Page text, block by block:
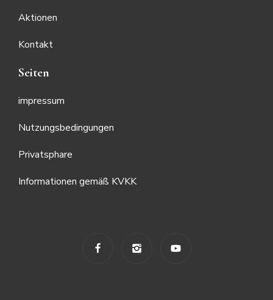
Aktionen
Kontakt
Seiten
impressum
Nutzungsbedingungen
Privatsphare
Informationen gemäß KVKK